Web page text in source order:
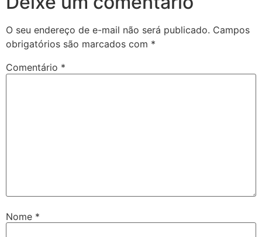
O seu endereço de e-mail não será publicado. Campos
obrigatórios são marcados com *
Comentário *
Nome *